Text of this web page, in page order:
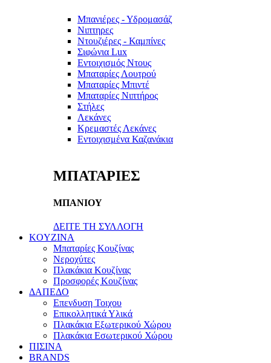
Μπανιέρες - Υδρομασάζ
Νιπτηρες
Ντουζιέρες - Καμπίνες
Σιφώνια Lux
Εντοιχισμός Ντους
Μπαταρίες Λουτρού
Μπαταρίες Μπιντέ
Μπαταρίες Νιπτήρος
Στήλες
Λεκάνες
Κρεμαστές Λεκάνες
Εντοιχισμένα Καζανάκια
ΜΠΑΤΑΡΙΕΣ
ΜΠΑΝΙΟΥ
ΔΕΙΤΕ ΤΗ ΣΥΛΛΟΓΗ
KOYZINA
Μπαταρίες Κουζίνας
Νεροχύτες
Πλακάκια Κουζίνας
Προσφορές Κουζίνας
ΔΑΠΕΔΟ
Επενδυση Τοιχου
Επικολλητικά Υλικά
Πλακάκια Εξωτερικού Χώρου
Πλακάκια Εσωτερικού Χώρου
ΠΙΣΙΝΑ
BRANDS